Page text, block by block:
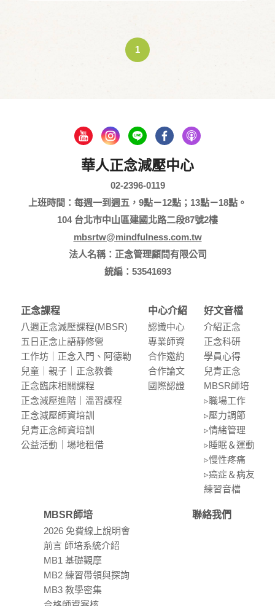
1
華人正念減壓中心
02-2396-0119
上班時間：每週一到週五，9點－12點；13點－18點。
104 台北市中山區建國北路二段87號2樓
mbsrtw@mindfulness.com.tw
法人名稱：正念管理顧問有限公司
統編：53541693
正念課程
八週正念減壓課程(MBSR)
五⽇正念⽌語靜修營
⼯作坊｜正念入門、阿德勒
兒童｜親⼦｜正念教養
正念臨床相關課程
正念減壓進階｜溫習課程
正念減壓師資培訓
兒青正念師資培訓
公益活動｜場地租借
中心介紹
認識中⼼
專業師資
合作邀約
合作論⽂
國際認證
好文音檔
介紹正念
正念科研
學員⼼得
兒青正念
MBSR師培
▹職場⼯作
▹壓⼒調節
▹情緒管理
▹睡眠＆運動
▹慢性疼痛
▹癌症＆病友
練習⾳檔
MBSR師培
2026 免費線上說明會
前言 師培系統介紹
MB1 基礎觀摩
MB2 練習帶領與探詢
MB3 教學密集
聯絡我們